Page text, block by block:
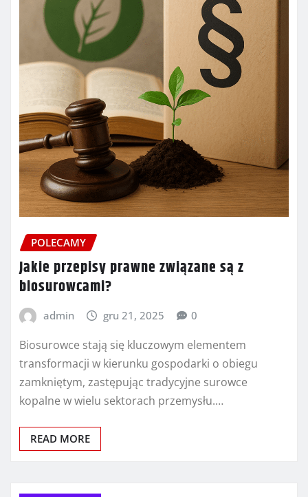
POLECAMY
Jakie przepisy prawne związane są z
biosurowcami?
admin gru 21, 2025 0
Biosurowce stają się kluczowym elementem
transformacji w kierunku gospodarki o obiegu
zamkniętym, zastępując tradycyjne surowce
kopalne w wielu sektorach przemysłu.…
READ MORE